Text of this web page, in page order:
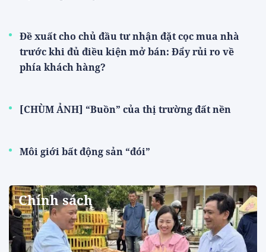
Đề xuất cho chủ đầu tư nhận đặt cọc mua nhà
trước khi đủ điều kiện mở bán: Đẩy rủi ro về
phía khách hàng?
[CHÙM ẢNH] “Buồn” của thị trường đất nền
Môi giới bất động sản “đói”
Chính sách